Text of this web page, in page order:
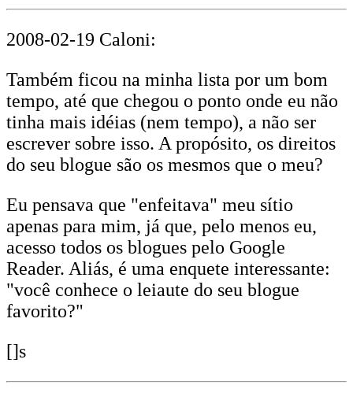
2008-02-19 Caloni:
Também ficou na minha lista por um bom
tempo, até que chegou o ponto onde eu não
tinha mais idéias (nem tempo), a não ser
escrever sobre isso. A propósito, os direitos
do seu blogue são os mesmos que o meu?
Eu pensava que "enfeitava" meu sítio
apenas para mim, já que, pelo menos eu,
acesso todos os blogues pelo Google
Reader. Aliás, é uma enquete interessante:
"você conhece o leiaute do seu blogue
favorito?"
[]s